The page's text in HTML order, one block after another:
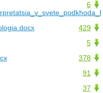
6
429
5
378
91
37